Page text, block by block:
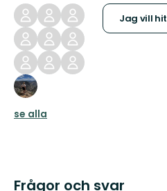
Jag vill hit
se alla
Frågor och svar